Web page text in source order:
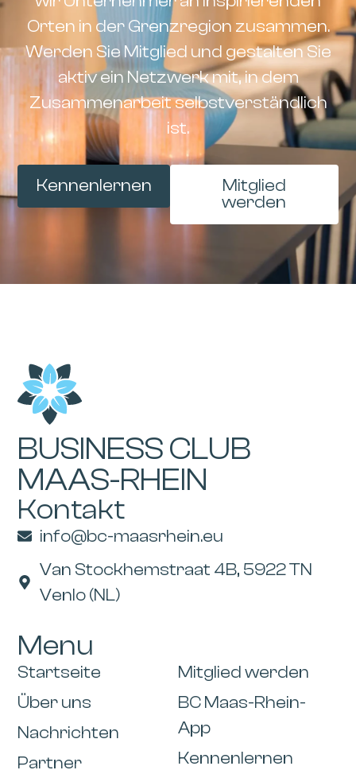
Orten in der Grenzregion zusammen.
Werden Sie Mitglied und gestalten Sie
aktiv ein Netzwerk mit, in dem
Zusammenarbeit selbstverständlich
ist.
Kennenlernen
Mitglied
werden
BUSINESS CLUB
MAAS-RHEIN
Kontakt
info@bc-maasrhein.eu
Van Stockhemstraat 4B, 5922 TN
Venlo (NL)
Menu
Startseite
Über uns
Nachrichten
Partner
Mitglied werden
BC Maas-Rhein-
App
Kennenlernen